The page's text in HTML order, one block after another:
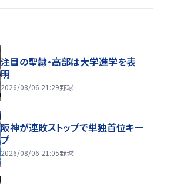
注目の聖隷・高部は大学進学を表
明
2026/08/06 21:29野球
阪神が連敗ストップで単独首位キー
プ
2026/08/06 21:05野球